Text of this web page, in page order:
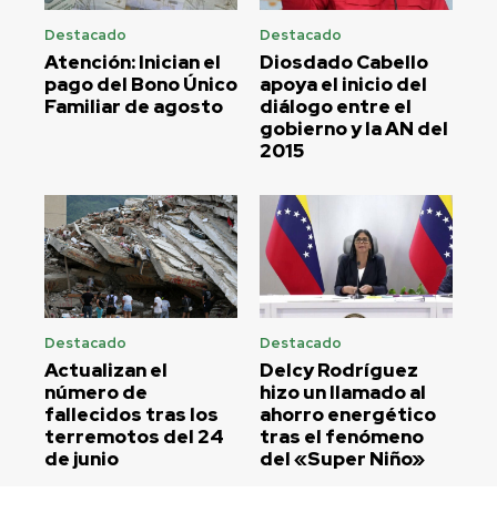
Destacado
Atención: Inician el
pago del Bono Único
Familiar de agosto
Destacado
Diosdado Cabello
apoya el inicio del
diálogo entre el
gobierno y la AN del
2015
Destacado
Actualizan el
número de
fallecidos tras los
terremotos del 24
de junio
Destacado
Delcy Rodríguez
hizo un llamado al
ahorro energético
tras el fenómeno
del «Super Niño»